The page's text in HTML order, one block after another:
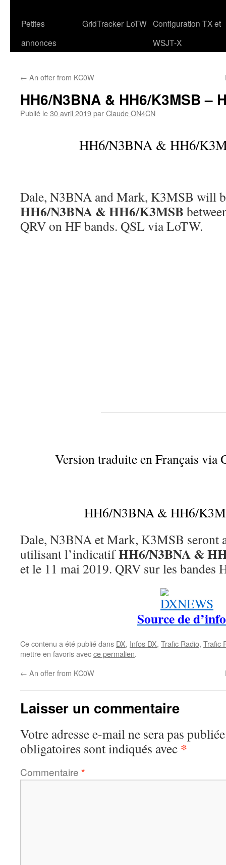
Petites
annonces
GridTracker LoTW Configuration TX et
WSJT-X
← An offer from KC0W
HH6/N3BNA & HH6/K3MSB –
Publié le30 avril 2019parClaude ON4CN
HH6/N3BNA & HH6/
Dale, N3BNA and Mark, K3MSB will
HH6/N3BNA&HH6/K3MSB
QRV on HF bands. QSL via LoTW.
Version traduite en Français via
HH6/N3BNA & HH6/
Dale, N3BNA et Mark, K3MSB seront
utilisant l’indicatifHH6/N3BNA&
et le 11 mai 2019. QRV sur les bandes
Source de d’info
Ce contenu a été publié dans DX, Infos DX, Trafic Radio, Trafic
mettre en favoris avecce permalien.
← An offer from KC0W
Laisser un commentaire
Votre adresse e-mail ne sera pas
obligatoires sont indiqués avec *
Commentaire *